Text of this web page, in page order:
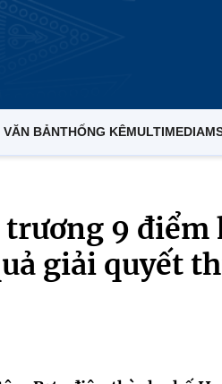
VĂN BẢNTHỐNG KÊMULTIMEDIA
9 điểm
giải quyết